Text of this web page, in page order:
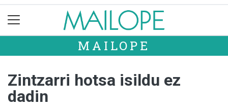
MAILOPE
Zintzarri hotsa isildu ez
dadin